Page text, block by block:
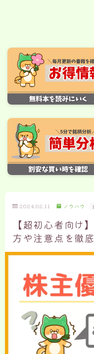
2024.02.11 ノウハウ
【超初心者向け
方や注意点を徹